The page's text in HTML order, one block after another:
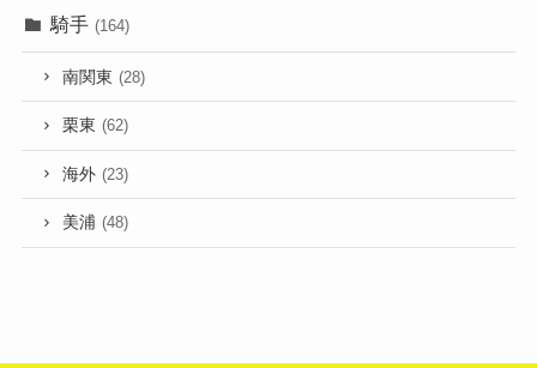
騎手 (164)
南関東 (28)
栗東 (62)
海外 (23)
美浦 (48)